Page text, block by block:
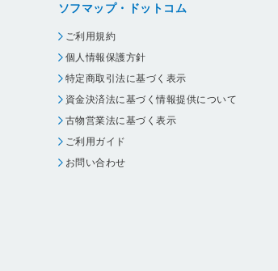
ソフマップ・ドットコム
ご利用規約
個人情報保護方針
特定商取引法に基づく表示
資金決済法に基づく情報提供について
古物営業法に基づく表示
ご利用ガイド
お問い合わせ